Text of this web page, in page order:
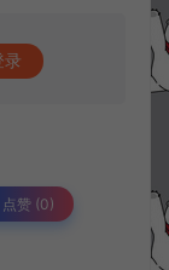
录
点赞 (0)